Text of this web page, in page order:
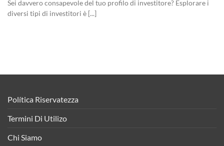
Sei davvero consapevole del tuo profilo di investitore? Esplorare i
diversi tipi di investitori è [...]
Política Riservatezza
Termini Di Utilizo
Chi Siamo